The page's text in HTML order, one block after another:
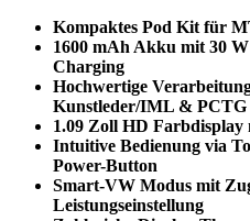
Kompaktes Pod Kit für
1600 mAh Akku mit 30
Charging
Hochwertige
Kunstleder/IML & PCTG
1.09 Zoll HD Farbdisplay
Intuitive Bedienung via
Power-Button
Smart-VW Modus mit
Leistungseinstellung